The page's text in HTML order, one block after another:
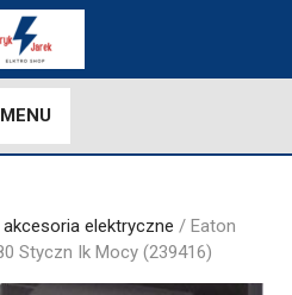
MENU
elektryczne / Eaton
Styczn Ik Mocy (239416)